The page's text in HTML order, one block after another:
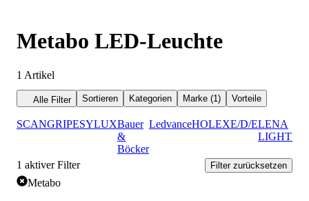
Metabo LED-Leuchte
1 Artikel
Alle Filter Sortieren Kategorien Marke (1) Vorteile
SCANGRIPESYLUXBauer
&
Böcker
LedvanceHOLEXE/D/ELENA
1 aktiver Filter Filter zurücksetzen
Metabo